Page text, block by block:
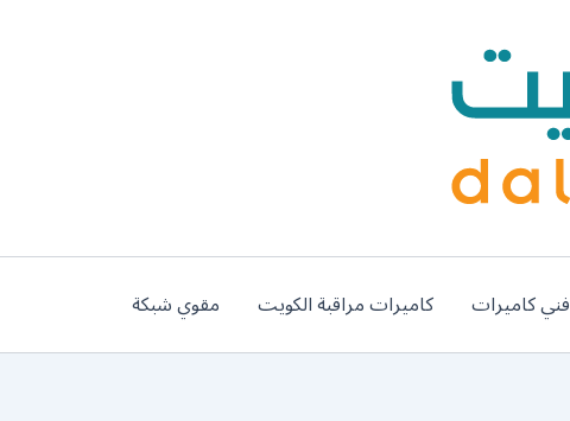
فني كاميرات كاميرات مراقبة الكويت مقوي شبكة